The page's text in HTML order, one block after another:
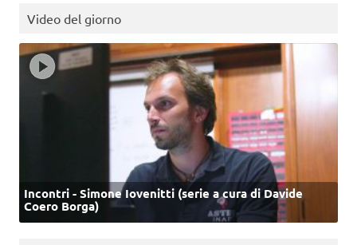
Video del giorno
Incontri - Simone Iovenitti (serie a cura di Davide
Coero Borga)